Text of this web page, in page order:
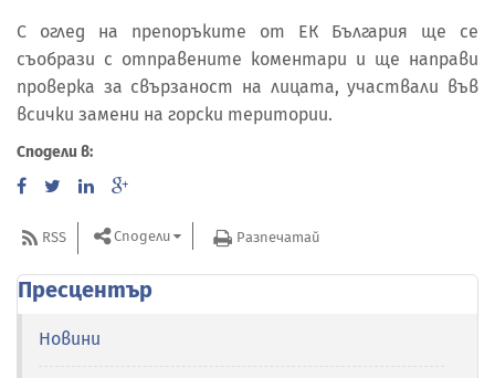
С оглед на препоръките от ЕК България ще се
съобрази с отправените коментари и ще направи
проверка за свързаност на лицата, участвали във
всички замени на горски територии.
Сподели в:
RSS Сподели Разпечатай
Пресцентър
Новини